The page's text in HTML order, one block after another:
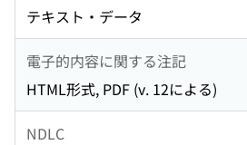
テキスト・データ
電子的内容に関する注記
HTML形式, PDF (v. 12による)
NDLC